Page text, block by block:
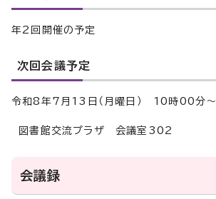
年2回開催の予定
次回会議予定
令和8年7月13日（月曜日） 10時00分～
図書館交流プラザ 会議室302
会議録